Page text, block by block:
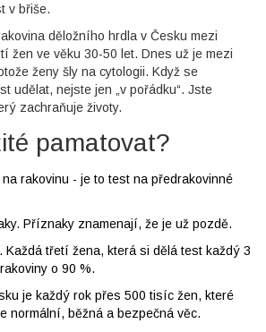
v břiše.
děložního hrdla v Česku mezi
žen ve věku 30-50 let. Dnes už je mezi
ženy šly na cytologii. Když se
udělat, nejste jen „v pořádku“. Jste
zachraňuje životy.
pamatovat?
rakovinu - je to test na předrakovinné
Příznaky znamenají, že je už pozdě.
Každá třetí žena, která si dělá test každý 3
o 90 %.
je každý rok přes 500 tisíc žen, které
normální, běžná a bezpečná věc.